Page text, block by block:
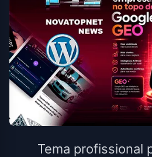
Tema profissional